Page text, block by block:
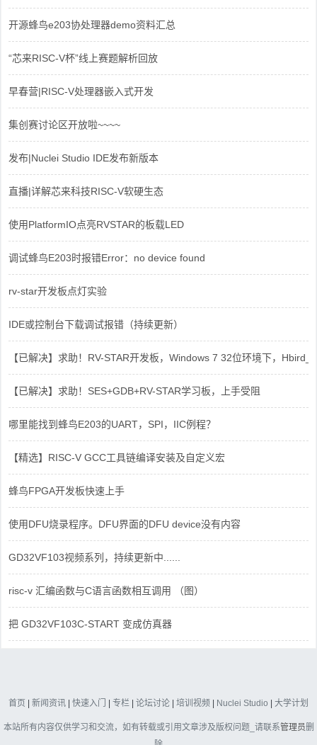
开源蜂鸟e203协处理器demo资料汇总
“芯来RISC-V杯”线上赛题解析回放
早春营|RISC-V处理器嵌入式开发
集创赛讨论区开放啦~~~~
发布|Nuclei Studio IDE发布新版本
直播|详解芯来科技RISC-V软硬生态
使用PlatformIO点亮RVSTAR的板载LED
调试蜂鸟E203时报错Error：no device found
rv-star开发板点灯实验
IDE或控制台下载调试报错（持续更新）
【已解决】求助！RV-STAR开发板，Windows 7 32位环境下，
【已解决】求助！SES+GDB+RV-STAR学习板，上手受阻
哪里能找到蜂鸟E203的UART，SPI，IIC例程？
【精选】RISC-V GCC工具链编译安装及自定义宏
蜂鸟FPGA开发板快速上手
使用DFU烧录程序。DFU界面的DFU device没有内容
GD32VF103视频系列，持续更新中......
risc-v 汇编函数与C语言函数相互调用 （图）
把 GD32VF103C-START 变成仿真器
首页 | 新闻资讯 | 快速入门 | 专栏 | 论坛讨论 | 培训视频 | Nuclei Studio | 大学计划
本站所有内容仅供学习和交流，如有转载或引用文章涉及版权问题_请联系管理员删